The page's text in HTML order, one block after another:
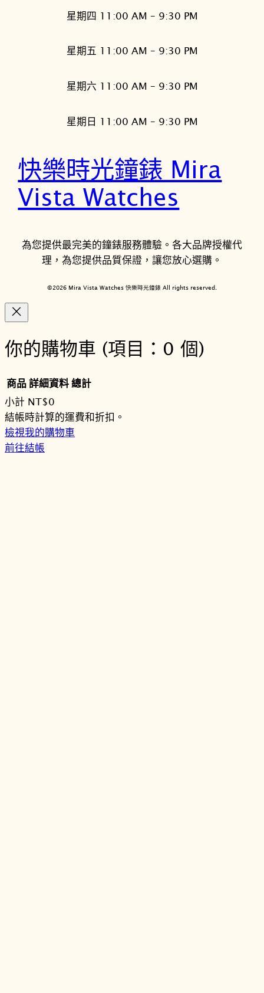
星期四 11:00 AM – 9:30 PM
星期五 11:00 AM – 9:30 PM
星期六 11:00 AM – 9:30 PM
星期日 11:00 AM – 9:30 PM
快樂時光鐘錶 Mira
Vista Watches
為您提供最完美的鐘錶服務體驗。各大品牌授權代
理，為您提供品質保證，讓您放心選購。
©2026 Mira Vista Watches 快樂時光鐘錶 All rights reserved.
你的購物車 (項目：0 個)
購
物
車
商品詳細資料總計
小計 NT$0
結帳時計算的運費和折扣。
檢視我的購物車
前往結帳